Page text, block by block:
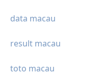
data macau
result macau
toto macau